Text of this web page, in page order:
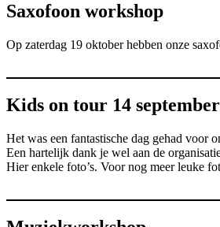
Saxofoon workshop
Op zaterdag 19 oktober hebben onze
Kids on tour 14
Het was een fantastische dag gehad voor
Een hartelijk dank je wel aan de
Hier enkele foto’s. Voor nog meer leuke